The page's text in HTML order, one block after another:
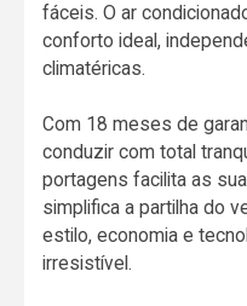
fáceis. O ar
conforto ideal,
climatéricas.
Com 18 meses de
conduzir com total
portagens facilita as
simplifica a partilha do
estilo, economia e
irresistível.